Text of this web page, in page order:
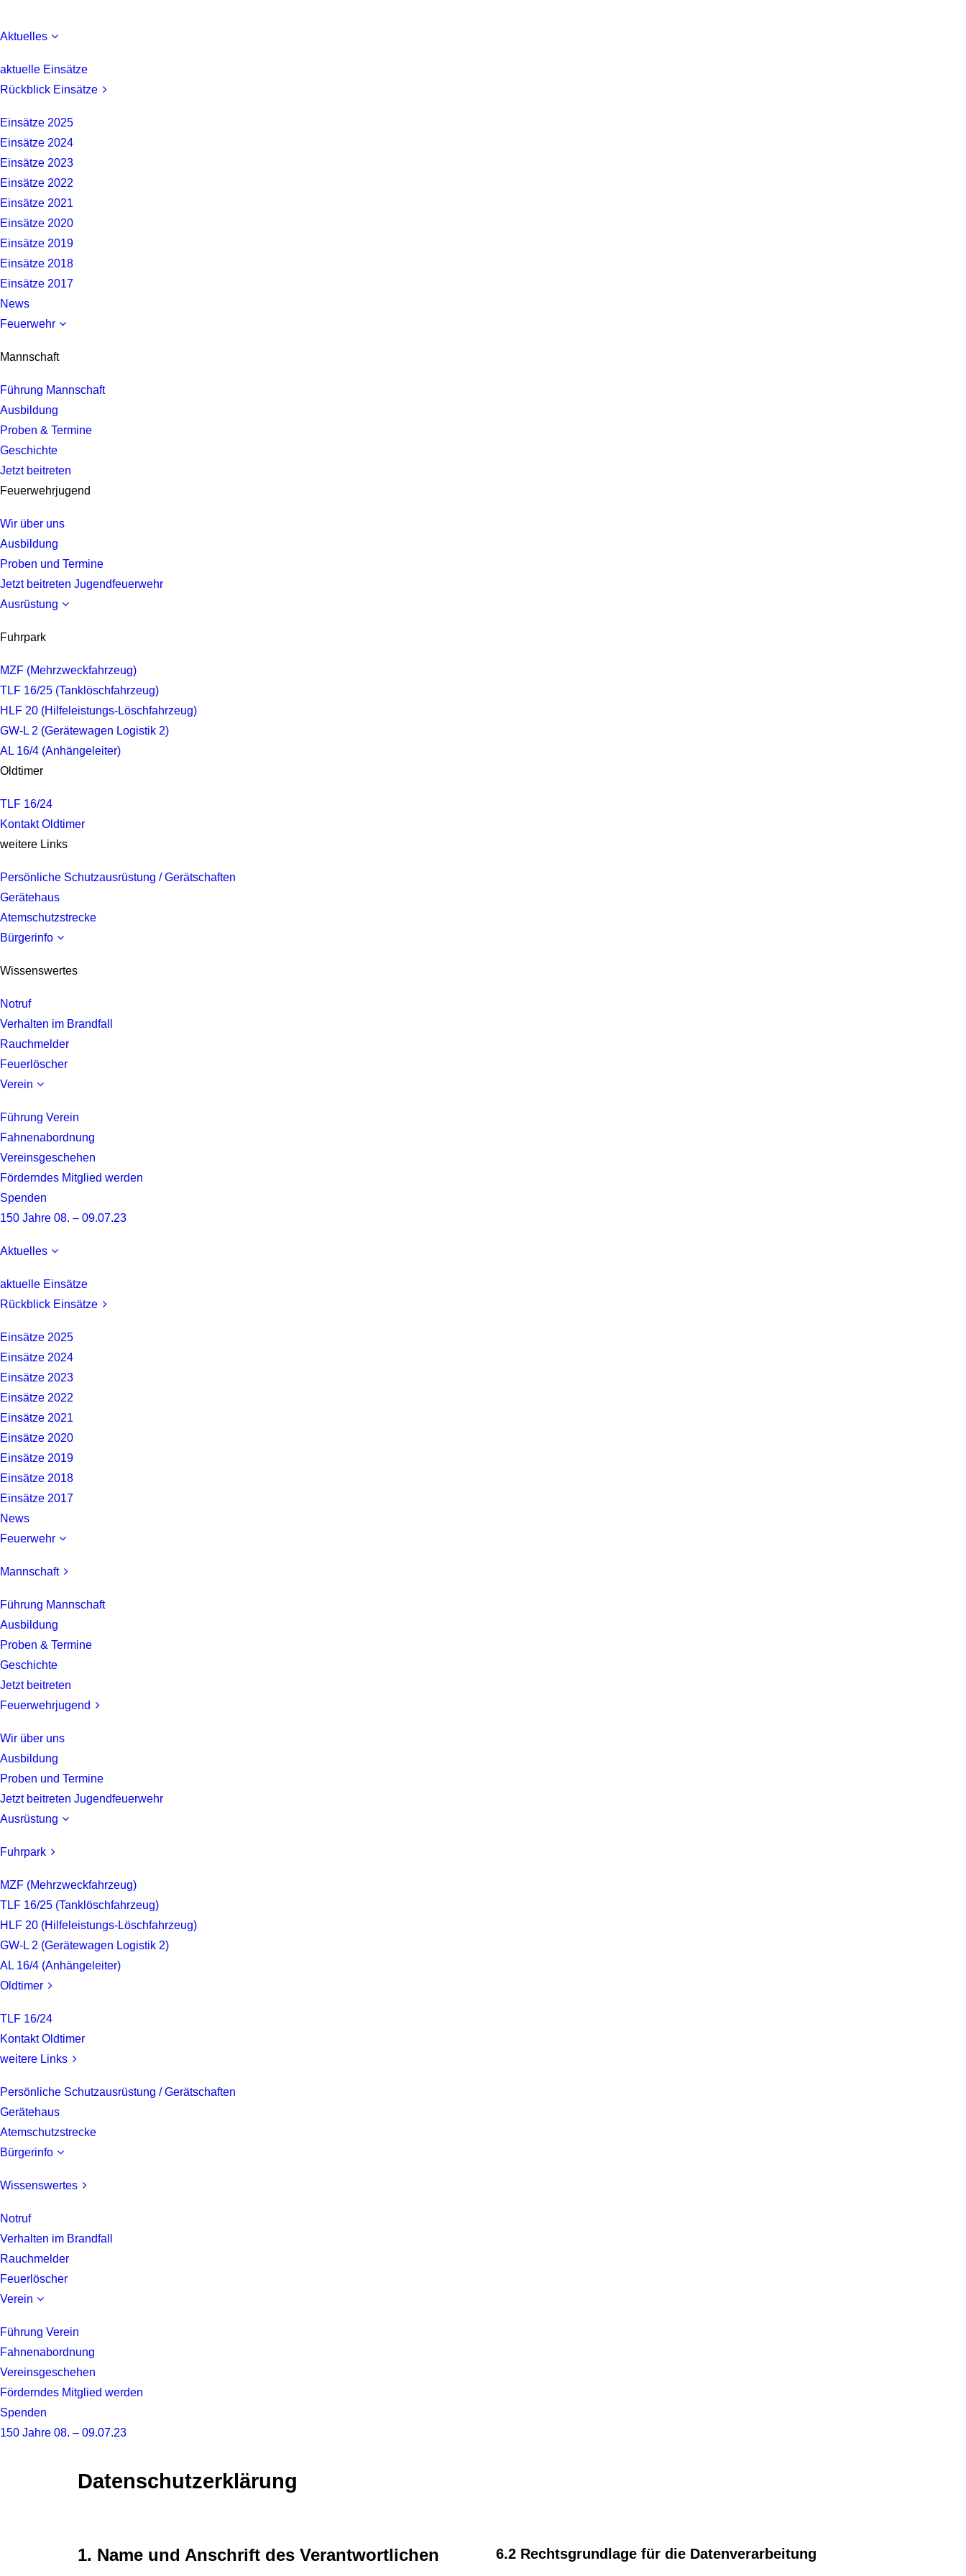
Aktuelles
aktuelle Einsätze
Rückblick Einsätze
Einsätze 2025
Einsätze 2024
Einsätze 2023
Einsätze 2022
Einsätze 2021
Einsätze 2020
Einsätze 2019
Einsätze 2018
Einsätze 2017
News
Feuerwehr
Mannschaft
Führung Mannschaft
Ausbildung
Proben & Termine
Geschichte
Jetzt beitreten
Feuerwehrjugend
Wir über uns
Ausbildung
Proben und Termine
Jetzt beitreten Jugendfeuerwehr
Ausrüstung
Fuhrpark
MZF (Mehrzweckfahrzeug)
TLF 16/25 (Tanklöschfahrzeug)
HLF 20 (Hilfeleistungs-Löschfahrzeug)
GW-L 2 (Gerätewagen Logistik 2)
AL 16/4 (Anhängeleiter)
Oldtimer
TLF 16/24
Kontakt Oldtimer
weitere Links
Persönliche Schutzausrüstung / Gerätschaften
Gerätehaus
Atemschutzstrecke
Bürgerinfo
Wissenswertes
Notruf
Verhalten im Brandfall
Rauchmelder
Feuerlöscher
Verein
Führung Verein
Fahnenabordnung
Vereinsgeschehen
Förderndes Mitglied werden
Spenden
150 Jahre 08. – 09.07.23
Aktuelles
aktuelle Einsätze
Rückblick Einsätze
Einsätze 2025
Einsätze 2024
Einsätze 2023
Einsätze 2022
Einsätze 2021
Einsätze 2020
Einsätze 2019
Einsätze 2018
Einsätze 2017
News
Feuerwehr
Mannschaft
Führung Mannschaft
Ausbildung
Proben & Termine
Geschichte
Jetzt beitreten
Feuerwehrjugend
Wir über uns
Ausbildung
Proben und Termine
Jetzt beitreten Jugendfeuerwehr
Ausrüstung
Fuhrpark
MZF (Mehrzweckfahrzeug)
TLF 16/25 (Tanklöschfahrzeug)
HLF 20 (Hilfeleistungs-Löschfahrzeug)
GW-L 2 (Gerätewagen Logistik 2)
AL 16/4 (Anhängeleiter)
Oldtimer
TLF 16/24
Kontakt Oldtimer
weitere Links
Persönliche Schutzausrüstung / Gerätschaften
Gerätehaus
Atemschutzstrecke
Bürgerinfo
Wissenswertes
Notruf
Verhalten im Brandfall
Rauchmelder
Feuerlöscher
Verein
Führung Verein
Fahnenabordnung
Vereinsgeschehen
Förderndes Mitglied werden
Spenden
150 Jahre 08. – 09.07.23
Datenschutzerklärung
1. Name und Anschrift des Verantwortlichen 6.2 Rechtsgrundlage für die Datenverarbeitung